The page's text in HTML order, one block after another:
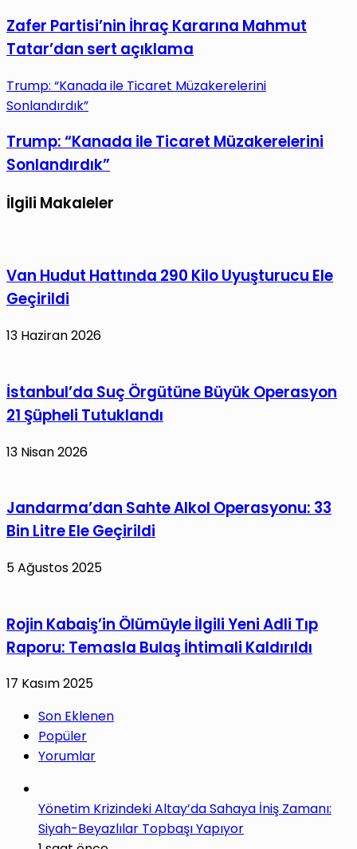
Zafer Partisi’nin İhraç Kararına Mahmut
Tatar’dan sert açıklama
Trump: “Kanada ile Ticaret Müzakerelerini
Sonlandırdık”
Trump: “Kanada ile Ticaret Müzakerelerini
Sonlandırdık”
İlgili Makaleler
Van Hudut Hattında 290 Kilo Uyuşturucu Ele
Geçirildi
13 Haziran 2026
İstanbul’da Suç Örgütüne Büyük Operasyon
21 Şüpheli Tutuklandı
13 Nisan 2026
Jandarma’dan Sahte Alkol Operasyonu: 33
Bin Litre Ele Geçirildi
5 Ağustos 2025
Rojin Kabaiş’in Ölümüyle İlgili Yeni Adli Tıp
Raporu: Temasla Bulaş İhtimali Kaldırıldı
17 Kasım 2025
Son Eklenen
Popüler
Yorumlar
Yönetim Krizindeki Altay’da Sahaya İniş Zamanı:
Siyah-Beyazlılar Topbaşı Yapıyor